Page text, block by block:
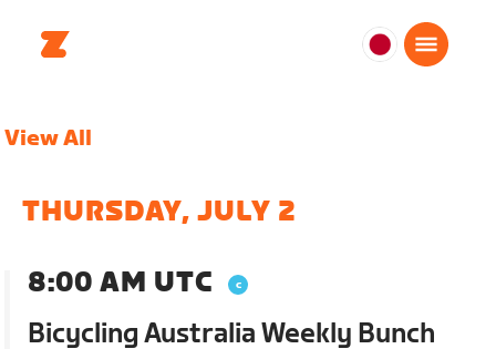
日
View All
THURSDAY, JULY 2
8:00 AM UTC
Bicycling Australia Weekly Bunch